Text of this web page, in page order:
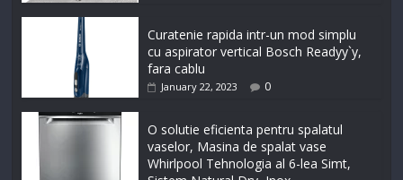
Curatenie rapida intr-un mod simplu
cu aspirator vertical Bosch Readyy`y,
fara cablu
January 22, 2023 0
O solutie eficienta pentru spalatul
vaselor, Masina de spalat vase
Whirlpool Tehnologia al 6-lea Simt,